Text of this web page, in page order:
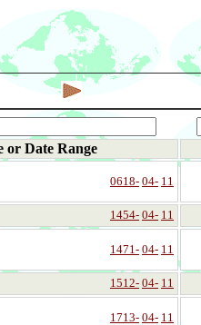
or Date Range
0618- 04- 11
1454- 04- 11
1471- 04- 11
1512- 04- 11
1713- 04- 11